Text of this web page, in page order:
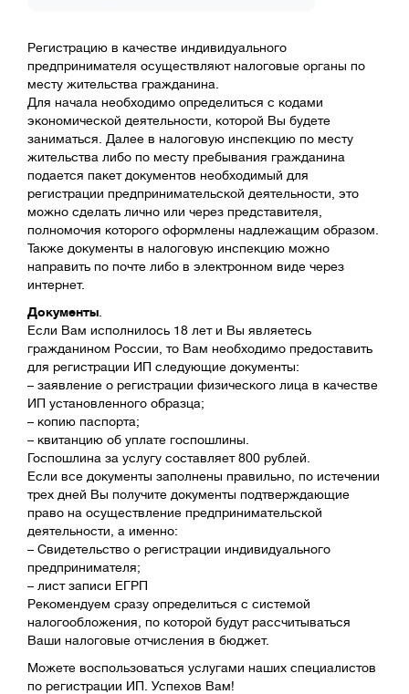
Регистрацию в качестве индивидуального
предпринимателя осуществляют налоговые органы по
месту жительства гражданина.
Для начала необходимо определиться с кодами
экономической деятельности, которой Вы будете
заниматься. Далее в налоговую инспекцию по месту
жительства либо по месту пребывания гражданина
подается пакет документов необходимый для
регистрации предпринимательской деятельности, это
можно сделать лично или через представителя,
полномочия которого оформлены надлежащим образом.
Также документы в налоговую инспекцию можно
направить по почте либо в электронном виде через
интернет.
Документы
Если Вам исполнилось 18 лет и Вы являетесь
гражданином России, то Вам необходимо предоставить
для регистрации ИП следующие документы:
– заявление о регистрации физического лица в качестве
ИП установленного образца;
– копию паспорта;
– квитанцию об уплате госпошлины.
Госпошлина за услугу составляет 800 рублей.
Если все документы заполнены правильно, по истечении
трех дней Вы получите документы подтверждающие
право на осуществление предпринимательской
деятельности, а именно:
– Свидетельство о регистрации индивидуального
предпринимателя;
– лист записи ЕГРП
Рекомендуем сразу определиться с системой
налогообложения, по которой будут рассчитываться
Ваши налоговые отчисления в бюджет.
Можете воспользоваться услугами наших специалистов
по регистрации ИП. Успехов Вам!